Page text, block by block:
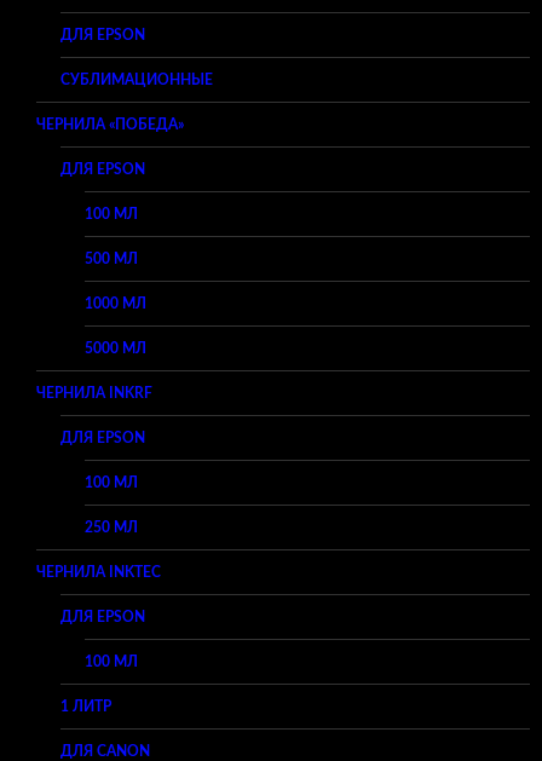
ДЛЯ EPSON
СУБЛИМАЦИОННЫЕ
ЧЕРНИЛА «ПОБЕДА»
ДЛЯ EPSON
100 МЛ
500 МЛ
1000 МЛ
5000 МЛ
ЧЕРНИЛА INKRF
ДЛЯ EPSON
100 МЛ
250 МЛ
ЧЕРНИЛА INKTEC
ДЛЯ EPSON
100 МЛ
1 ЛИТР
ДЛЯ CANON